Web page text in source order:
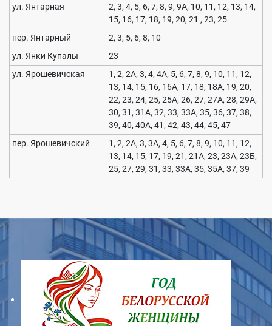
ул. Янтарная
2, 3, 4, 5, 6, 7, 8, 9, 9А, 10, 11, 12, 13, 14,
15, 16, 17, 18, 19, 20, 21 , 23, 25
пер. Янтарный
2, 3, 5, 6, 8, 10
ул. Янки Купалы
23
ул. Ярошевичская
1, 2, 2А, 3, 4, 4А, 5, 6, 7, 8, 9, 10, 11, 12,
13, 14, 15, 16, 16А, 17, 18, 18А, 19, 20,
22, 23, 24, 25, 25А, 26, 27, 27А, 28, 29А,
30, 31, 31А, 32, 33, 33А, 35, 36, 37, 38,
39, 40, 40А, 41, 42, 43, 44, 45, 47
пер. Ярошевичский
1, 2, 2А, 3, 3А, 4, 5, 6, 7, 8, 9, 10, 11, 12,
13, 14, 15, 17, 19, 21, 21А, 23, 23А, 23Б,
25, 27, 29, 31, 33, 33А, 35, 35А, 37, 39